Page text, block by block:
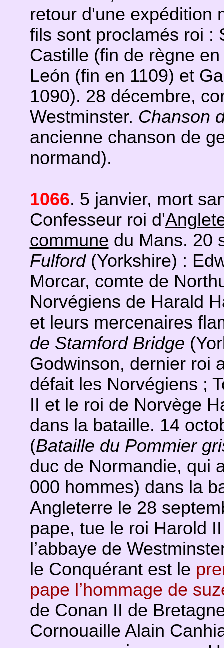
retour d'une expédition
fils sont proclamés roi :
Castille (fin de règne
León (fin en 1109) et
1090). 28 décembre,
Westminster. Chanson
ancienne chanson de
normand).
1066. 5 janvier, mort
Confesseur roi d'
commune du Mans. 20
Fulford(Yorkshire) :
Morcar, comte de
Norvégiens de Harald
et leurs mercenaires
de Stamford Bridge
Godwinson, dernier roi
défait les Norvégiens ;
II et le roi de Norvège
dans la bataille. 14
(Bataille du Pommier
duc de Normandie, qui
000 hommes) dans la
Angleterre le 28
pape, tue le roi Harold
l’abbaye de
le Conquérant est le
pape l’hommage de
de Conan II de
Cornouaille Alain